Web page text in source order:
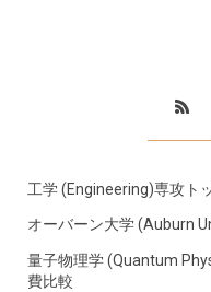
工学 (Engineering)専攻ト
オーバーン大学 (Auburn
量子物理学 (Quantum
費比較